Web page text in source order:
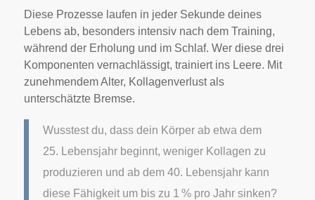
Diese Prozesse laufen in jeder Sekunde deines
Lebens ab, besonders intensiv nach dem Training,
während der Erholung und im Schlaf. Wer diese drei
Komponenten vernachlässigt, trainiert ins Leere. Mit
zunehmendem Alter, Kollagenverlust als
unterschätzte Bremse.
Wusstest du, dass dein Körper ab etwa dem
25. Lebensjahr beginnt, weniger Kollagen zu
produzieren und ab dem 40. Lebensjahr kann
diese Fähigkeit um bis zu 1 % pro Jahr sinken?